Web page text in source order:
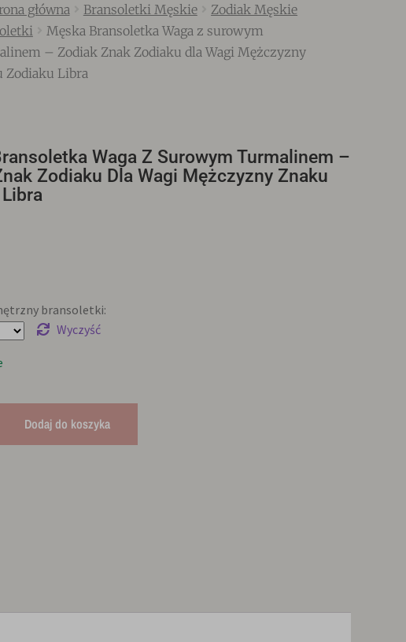
główna Bransoletki Męskie
Zodiak Męskie
Męska Bransoletka Waga z surowym
– Zodiak Znak Zodiaku dla Wagi Mężczyzny
Zodiaku Libra
Waga Z Surowym Turmalinem –
Zodiaku Dla Wagi Mężczyzny Znaku
bransoletki:
Wyczyść
Dodaj do koszyka